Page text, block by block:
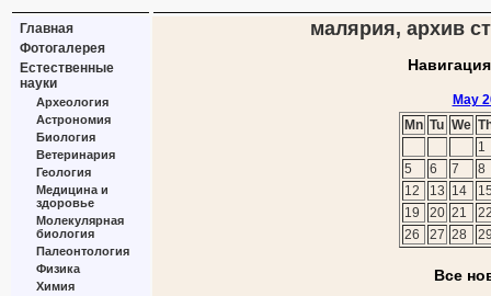
Главная
Фотогалерея
Естественные
науки
Археология
Астрономия
Биология
Ветеринария
Геология
Медицина и
здоровье
Молекулярная
биология
Палеонтология
Физика
Химия
малярия, архив
May
Mn Tu We
1
5
6 7
8
12
13 14
19
20 21
26
27 28
Все